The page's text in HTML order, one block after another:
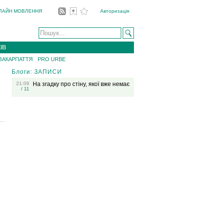
МОВЛЕННЯ Авторизація
PRO URBE
Блоги: ЗАПИСИ
21:09
/ 11
На згадку про стіну, якої вже немає